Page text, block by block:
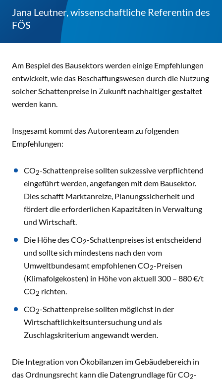
Jana Leutner, wissenschaftliche Referentin des
FÖS
Am Bespiel des Bausektors werden einige Empfehlungen
entwickelt, wie das Beschaffungswesen durch die Nutzung
solcher Schattenpreise in Zukunft nachhaltiger gestaltet
werden kann.
Insgesamt kommt das Autorenteam zu folgenden
Empfehlungen:
CO2-Schattenpreise sollten sukzessive verpflichtend
eingeführt werden, angefangen mit dem Bausektor.
Dies schafft Marktanreize, Planungssicherheit und
fördert die erforderlichen Kapazitäten in Verwaltung
und Wirtschaft.
Die Höhe des CO2-Schattenpreises ist entscheidend
und sollte sich mindestens nach den vom
Umweltbundesamt empfohlenen CO2-Preisen
(Klimafolgekosten) in Höhe von aktuell 300 – 880 €/t
CO2 richten.
CO2-Schattenpreise sollten möglichst in der
Wirtschaftlichkeitsuntersuchung und als
Zuschlagskriterium angewandt werden.
Die Integration von Ökobilanzen im Gebäudebereich in
das Ordnungsrecht kann die Datengrundlage für CO2-